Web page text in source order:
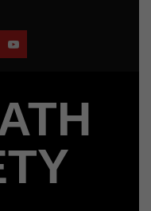
Youtube